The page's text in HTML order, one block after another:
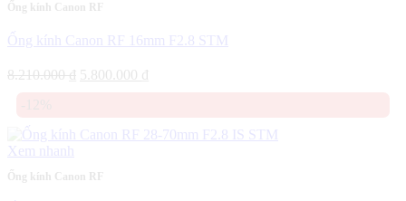
Ống kính Canon RF
Ống kính Canon RF 16mm F2.8 STM
8.210.000₫ Giá
5.800.000 ₫
5.800.000 ₫.
Xem nhanh
Ống kính Canon RF